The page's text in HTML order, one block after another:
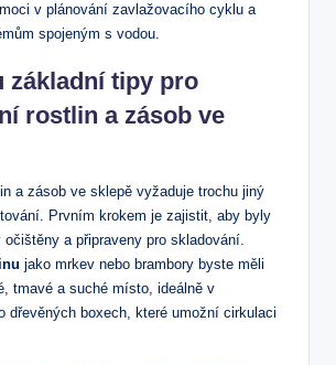
v plánování zavlažovacího cyklu a
spojeným s vodou.
základní‌ tipy pro
rostlin a zásob ve
a zásob ve sklepě vyžaduje trochu jiný
Prvním ‍krokem je zajistit, aby byly
a připraveny pro skladování.
jako mrkev⁤ nebo brambory byste měli
tmavé a suché místo, ideálně v
dřevěných boxech, které​ umožní cirkulaci